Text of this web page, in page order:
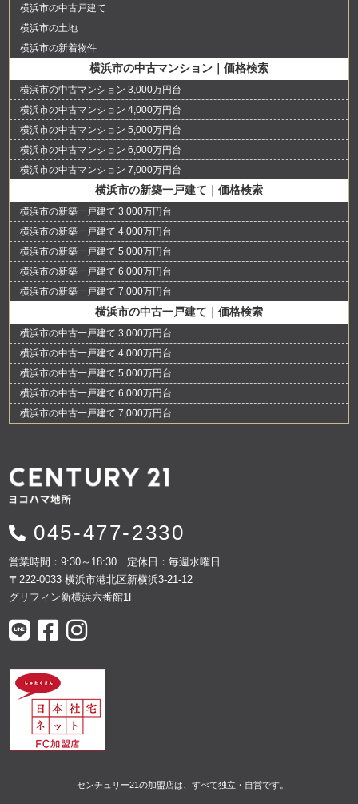
横浜市の中古戸建て
横浜市の土地
横浜市の新着物件
横浜市の中古マンション｜価格検索
横浜市の中古マンション 3,000万円台
横浜市の中古マンション 4,000万円台
横浜市の中古マンション 5,000万円台
横浜市の中古マンション 6,000万円台
横浜市の中古マンション 7,000万円台
横浜市の新築一戸建て｜価格検索
横浜市の新築一戸建て 3,000万円台
横浜市の新築一戸建て 4,000万円台
横浜市の新築一戸建て 5,000万円台
横浜市の新築一戸建て 6,000万円台
横浜市の新築一戸建て 7,000万円台
横浜市の中古一戸建て｜価格検索
横浜市の中古一戸建て 3,000万円台
横浜市の中古一戸建て 4,000万円台
横浜市の中古一戸建て 5,000万円台
横浜市の中古一戸建て 6,000万円台
横浜市の中古一戸建て 7,000万円台
045-477-2330
営業時間：9:30～18:30 定休日：毎週水曜日
〒222-0033 横浜市港北区新横浜3-21-12
グリフィン新横浜六番館1F
センチュリー21の加盟店は、すべて独立・自営です。